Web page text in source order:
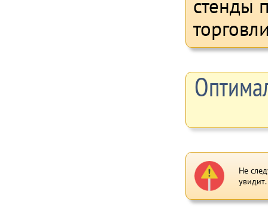
стенды
Не